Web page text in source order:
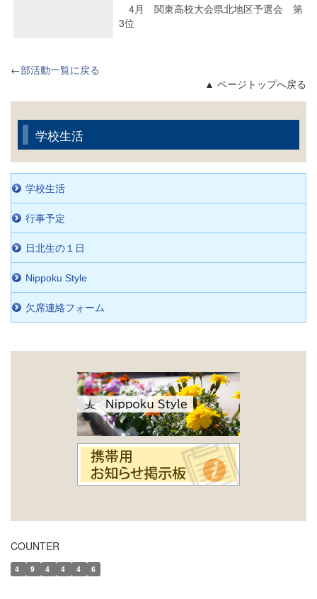
4月 関東高校大会県北地区予選会 第
3位
←部活動一覧に戻る
▲ ページトップへ戻る
学校生活
学校生活
行事予定
日北生の１日
Nippoku Style
欠席連絡フォーム
COUNTER
4 9 4 4 4 6